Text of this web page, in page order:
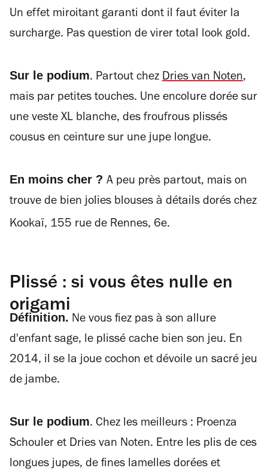
Un effet miroitant garanti dont il faut éviter la
surcharge. Pas question de virer total look gold.
Sur le podium. Partout chez Dries van Noten,
mais par petites touches. Une encolure dorée sur
une veste XL blanche, des froufrous plissés
cousus en ceinture sur une jupe longue.
En moins cher ? A peu près partout, mais on
trouve de bien jolies blouses à détails dorés chez
Kookaï, 155 rue de Rennes, 6e.
Plissé : si vous êtes nulle en
origami
Définition. Ne vous fiez pas à son allure
d'enfant sage, le plissé cache bien son jeu. En
2014, il se la joue cochon et dévoile un sacré jeu
de jambe.
Sur le podium. Chez les meilleurs : Proenza
Schouler et Dries van Noten. Entre les plis de ces
longues jupes, de fines lamelles dorées et